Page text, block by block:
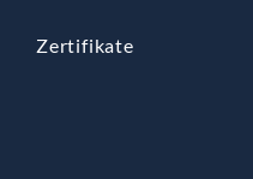
Zertifikate